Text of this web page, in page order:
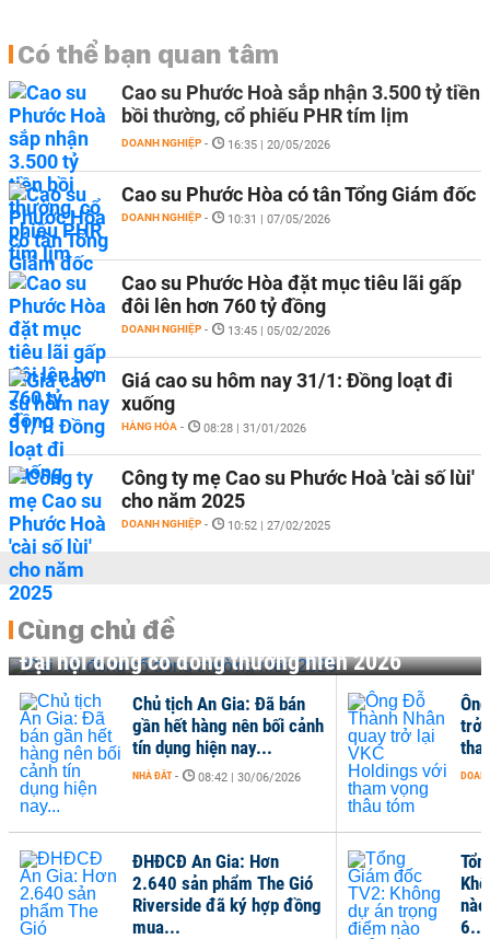
Có thể bạn quan tâm
Cao su Phước Hoà sắp nhận 3.500 tỷ tiền
bồi thường, cổ phiếu PHR tím lịm
DOANH NGHIỆP - 16:35 | 20/05/2026
Cao su Phước Hòa có tân Tổng Giám đốc
DOANH NGHIỆP - 10:31 | 07/05/2026
Cao su Phước Hòa đặt mục tiêu lãi gấp
đôi lên hơn 760 tỷ đồng
DOANH NGHIỆP - 13:45 | 05/02/2026
Giá cao su hôm nay 31/1: Đồng loạt đi
xuống
HÀNG HÓA - 08:28 | 31/01/2026
Công ty mẹ Cao su Phước Hoà 'cài số lùi'
cho năm 2025
DOANH NGHIỆP - 10:52 | 27/02/2025
Cùng chủ đề
Đại hội đồng cổ đông thường niên 2026
6...
Chủ tịch An Gia: Đã bán
gần hết hàng nên bối cảnh
tín dụng hiện nay...
NHÀ ĐẤT - 08:42 | 30/06/2026
ĐHĐCĐ An Gia: Hơn
2.640 sản phẩm The Gió
Riverside đã ký hợp đồng
mua...
trở